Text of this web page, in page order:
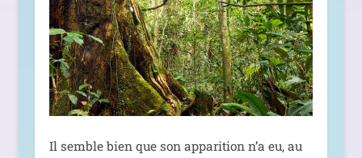
Il semble bien que son appa­ri­tion n’a eu, au